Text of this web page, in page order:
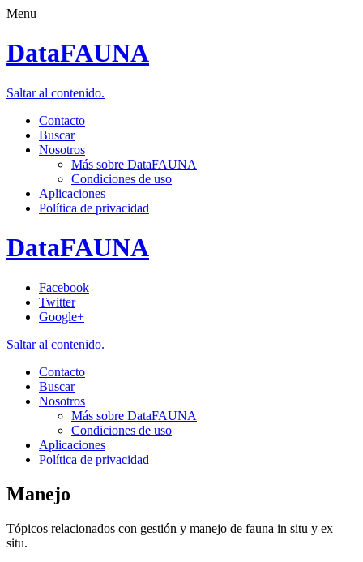
Menu
DataFAUNA
Saltar al contenido.
Contacto
Buscar
Nosotros
Más sobre DataFAUNA
Condiciones de uso
Aplicaciones
Política de privacidad
DataFAUNA
Facebook
Twitter
Google+
Saltar al contenido.
Contacto
Buscar
Nosotros
Más sobre DataFAUNA
Condiciones de uso
Aplicaciones
Política de privacidad
Manejo
Tópicos relacionados con gestión y manejo de fauna in situ y ex
situ.